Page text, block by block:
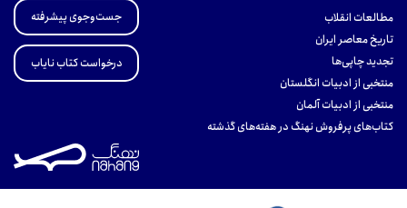
مطالعات انقلاب
تاریخ معاصر ایران
تجدید چاپی‌ها
منتخبی از ادبیات انگلستان
منتخبی از ادبیات آلمان
کتاب‌های پرفروش نهنگ در هفته‌های گذشته
جست‌وجوی پیشرفته
درخواست کتاب نایاب